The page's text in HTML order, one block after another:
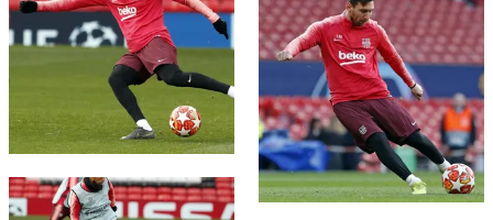
FC Barcelona club badge